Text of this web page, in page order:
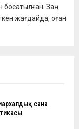
босатылған. Заң
жағдайда, оған
сана